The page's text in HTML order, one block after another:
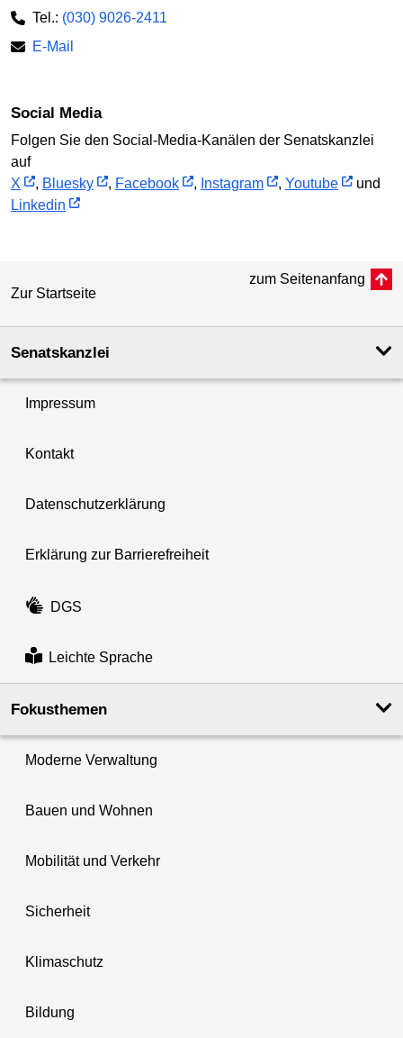
Tel.: (030) 9026-2411
E-Mail
Social Media
Folgen Sie den Social-Media-Kanälen der Senatskanzlei
auf
X
, Bluesky , Facebook , Instagram , Youtube
und
Linkedin
Zur Startseite
zum Seitenanfang
Senatskanzlei
Impressum
Kontakt
Datenschutzerklärung
Erklärung zur Barrierefreiheit
DGS
Leichte Sprache
Fokusthemen
Moderne Verwaltung
Bauen und Wohnen
Mobilität und Verkehr
Sicherheit
Klimaschutz
Bildung